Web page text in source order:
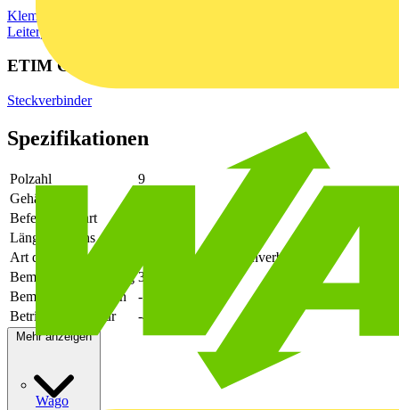
Wago
Klemmen, Steckverbinder & Verbindungselemente
Leiterplattensteckverbinder
ETIM Group
Steckverbinder
Spezifikationen
Polzahl
9
Gehäusefarbe
Befestigungsart
Länge des Pins
Art der Verbindung
flexibler Leiterplattenverbinder
Bemessungsspannung 320
Bemessungsstrom In
-
Betriebstemperatur
-40 - 105
Mehr anzeigen